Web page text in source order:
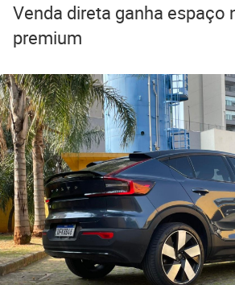
Venda direta ganha espaço
premium